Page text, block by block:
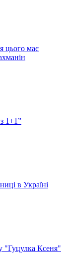
цього має
1+1”
в Україні
"Гуцулка Ксеня"